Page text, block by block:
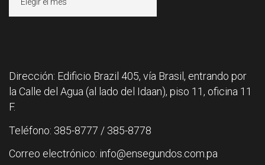
Dirección: Edificio Brazil 405, vía Brasil, entrando por
la Calle del Agua (al lado del Idaan), piso 11, oficina 11
F.
Teléfono: 385-8777 / 385-8778
Correo electrónico: info@ensegundos.com.pa